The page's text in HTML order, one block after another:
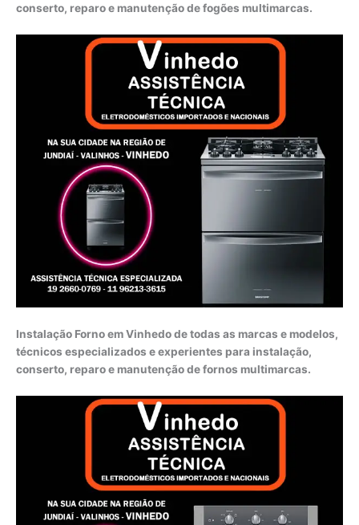
conserto, reparo e manutenção de fogões multimarcas.
Instalação Forno em Vinhedo de todas as marcas e modelos,
técnicos especializados e experientes para instalação,
conserto, reparo e manutenção de fornos multimarcas.